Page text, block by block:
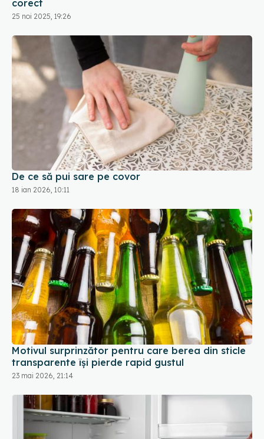
De ce să pui sare pe covor
18 ian 2026, 10:11
Motivul surprinzător pentru care berea din sticle
transparente își pierde rapid gustul
23 mai 2026, 21:14